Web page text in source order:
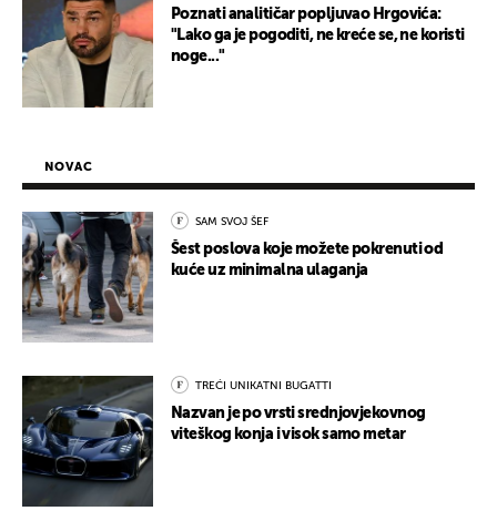
Poznati analitičar popljuvao Hrgovića:
"Lako ga je pogoditi, ne kreće se, ne koristi
noge..."
NOVAC
SAM SVOJ ŠEF
Šest poslova koje možete pokrenuti od
kuće uz minimalna ulaganja
TREĆI UNIKATNI BUGATTI
Nazvan je po vrsti srednjovjekovnog
viteškog konja i visok samo metar